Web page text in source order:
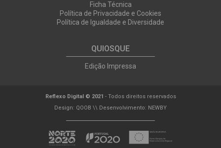
Ficha Técnica
Política de Privacidade e Cookies
Política de Igualdade e Diversidade
QUIOSQUE
Edição Impressa
Reflexo Digital © 2021 - Todos direitos reservados
Design: QOOB \\ Desenvolvimento: NEWBY